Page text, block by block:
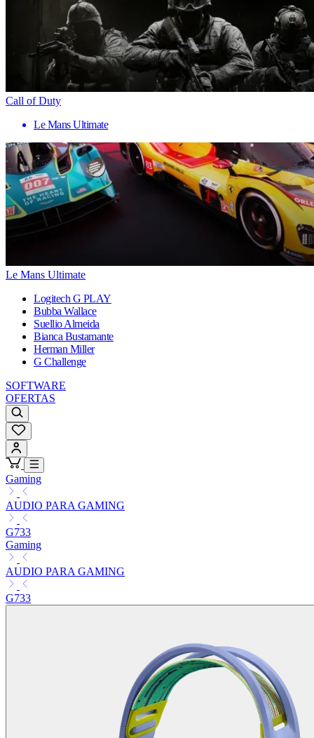
Call of Duty
Le Mans Ultimate
Le Mans Ultimate
Logitech G PLAY
Bubba Wallace
Suellio Almeida
Bianca Bustamante
Herman Miller
G Challenge
SOFTWARE
OFERTAS
Gaming
AUDIO PARA GAMING
G733
Gaming
AUDIO PARA GAMING
G733